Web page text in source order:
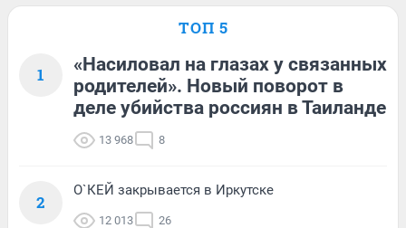
ТОП 5
1
«Насиловал на глазах у связанных
родителей». Новый поворот в
деле убийства россиян в Таиланде
13 968 8
2
О`КЕЙ закрывается в Иркутске
12 013 26